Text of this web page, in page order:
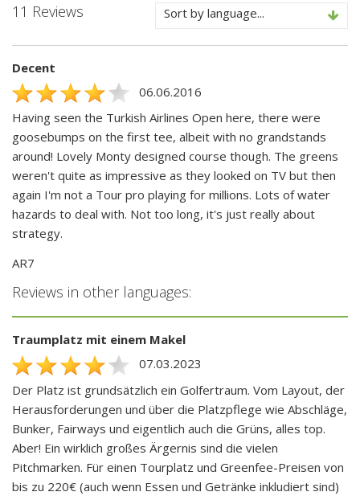
11 Reviews Sort by language...
Decent
06.06.2016
Having seen the Turkish Airlines Open here, there were
goosebumps on the first tee, albeit with no grandstands
around! Lovely Monty designed course though. The greens
weren't quite as impressive as they looked on TV but then
again I'm not a Tour pro playing for millions. Lots of water
hazards to deal with. Not too long, it's just really about
strategy.
AR7
Reviews in other languages:
Traumplatz mit einem Makel
07.03.2023
Der Platz ist grundsätzlich ein Golfertraum. Vom Layout, der
Herausforderungen und über die Platzpflege wie Abschläge,
Bunker, Fairways und eigentlich auch die Grüns, alles top.
Aber! Ein wirklich großes Ärgernis sind die vielen
Pitchmarken. Für einen Tourplatz und Greenfee-Preisen von
bis zu 220€ (auch wenn Essen und Getränke inkludiert sind)